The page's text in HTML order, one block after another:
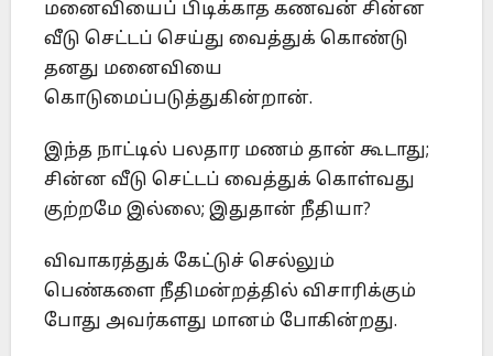
மனைவியைப் பிடிக்காத கணவன் சின்ன
வீடு செட்டப் செய்து வைத்துக் கொண்டு
தனது மனைவியை
கொடுமைப்படுத்துகின்றான்.
இந்த நாட்டில் பலதார மணம் தான் கூடாது;
சின்ன வீடு செட்டப் வைத்துக் கொள்வது
குற்றமே இல்லை; இதுதான் நீதியா?
விவாகரத்துக் கேட்டுச் செல்லும்
பெண்களை நீதிமன்றத்தில் விசாரிக்கும்
போது அவர்களது மானம் போகின்றது.